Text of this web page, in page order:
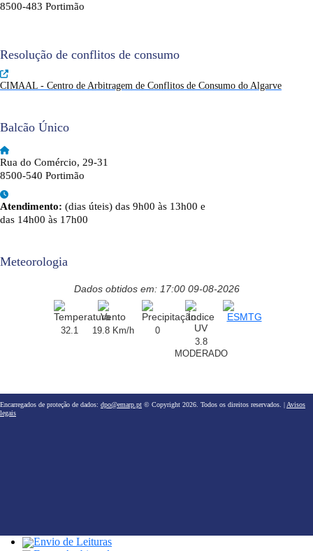
8500-483 Portimão
Resolução de conflitos de consumo
CIMAAL - Centro de Arbitragem de Conflitos de Consumo do Algarve
Balcão Único
Rua do Comércio, 29-31
8500-540 Portimão
Atendimento: (dias úteis) das 9h00 às 13h00 e
das 14h00 às 17h00
Meteorologia
Dados obtidos em: 17:00 09-08-2026
32.1 19.8 Km/h
0
3.8
MODERADO
Encarregados de proteção de dados: dpo@emarp.pt © Copyright 2026. Todos os direitos reservados. | Avisos
legais
Envio de Leituras